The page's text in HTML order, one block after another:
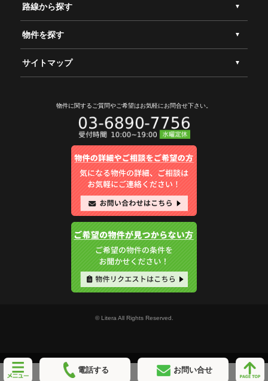
路線から探す
物件を探す
サイトマップ
物件に関するご質問やご希望はお気軽にお問合せ下さい。
© Litera All Rights Reserved.
電話する お問い合せ